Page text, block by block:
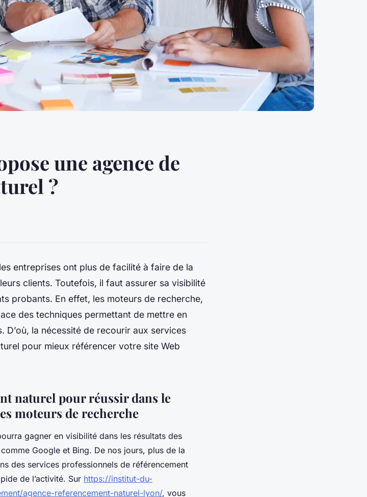
une agence de
?
entreprises ont plus de facilité à faire de la
clients. Toutefois, il faut assurer sa visibilité
probants. En effet, les moteurs de recherche,
des techniques permettant de mettre en
D’où, la nécessité de recourir aux services
pour mieux référencer votre site Web
naturel pour réussir dans le
moteurs de recherche
gagner en visibilité dans les résultats des
Google et Bing. De nos jours, plus de la
des services professionnels de référencement
de l’activité. Sur https://institut-du-
agence-referencement-naturel-lyon/, vous